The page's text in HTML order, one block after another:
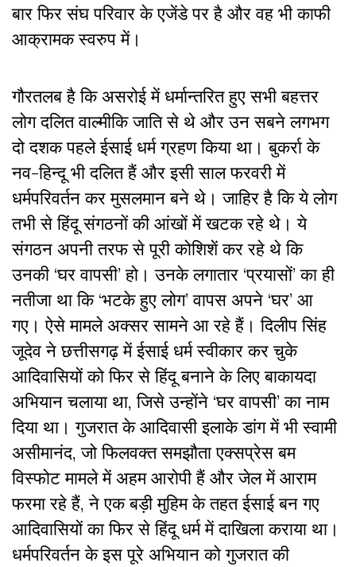
बार फिर संघ परिवार के एजेंडे पर है और वह भी काफी
आक्रामक स्वरुप में।
गौरतलब है कि असरोई में धर्मान्तरित हुए सभी बहत्तर
लोग दलित वाल्मीकि जाति से थे और उन सबने लगभग
दो दशक पहले ईसाई धर्म ग्रहण किया था। बुकर्रा के
नव-हिन्दू भी दलित हैं और इसी साल फरवरी में
धर्मपरिवर्तन कर मुसलमान बने थे। जाहिर है कि ये लोग
तभी से हिंदू संगठनों की आंखों में खटक रहे थे। ये
संगठन अपनी तरफ से पूरी कोशिशें कर रहे थे कि
उनकी ‘घर वापसी’ हो। उनके लगातार ‘प्रयासों’ का ही
नतीजा था कि ‘भटके हुए लोग’ वापस अपने ‘घर’ आ
गए। ऐसे मामले अक्सर सामने आ रहे हैं। दिलीप सिंह
जूदेव ने छत्तीसगढ़ में ईसाई धर्म स्वीकार कर चुके
आदिवासियों को फिर से हिंदू बनाने के लिए बाकायदा
अभियान चलाया था, जिसे उन्होंने ‘घर वापसी’ का नाम
दिया था। गुजरात के आदिवासी इलाके डांग में भी स्वामी
असीमानंद, जो फिलवक्त समझौता एक्सप्रेस बम
विस्फोट मामले में अहम आरोपी हैं और जेल में आराम
फरमा रहे हैं, ने एक बड़ी मुहिम के तहत ईसाई बन गए
आदिवासियों का फिर से हिंदू धर्म में दाखिला कराया था।
धर्मपरिवर्तन के इस पूरे अभियान को गुजरात की